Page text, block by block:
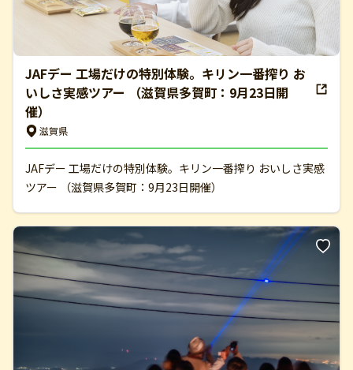
JAFデー 工場だけの特別体験。キリン一番搾り お
いしさ実感ツアー （滋賀県多賀町：9月23日開
催）
滋賀県
JAFデー 工場だけの特別体験。キリン一番搾り おいしさ実感
ツアー （滋賀県多賀町：9月23日開催）